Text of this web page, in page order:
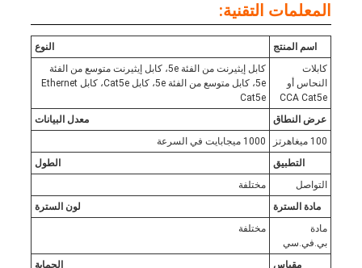
المعلمات التقنية:
اسم المنتج
النوع
كابلات
النحاس أو
CCA Cat5e
كابل إيثيرنت من الفئة 5e، كابل إيثيرنت متوسع من الفئة
5e، كابل متوسع من الفئة 5e، كابل Cat5e، كابل Ethernet
Cat5e
عرض النطاق
معدل البيانات
100 ميغاهرتز
1000 ميجابايت في السرعة
التطبيق
الطول
التواصل
مختلفة
مادة السترة
لون السترة
مادة
بي.في.سي
مختلفة
مقياس
الحماية